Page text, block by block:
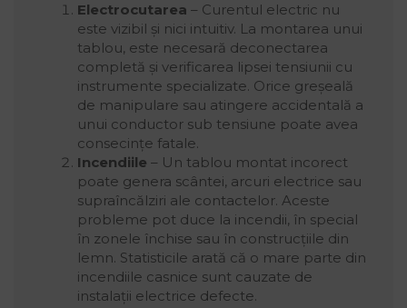
Electrocutarea – Curentul electric nu
este vizibil și nici intuitiv. La montarea unui
tablou, este necesară deconectarea
completă și verificarea lipsei tensiunii cu
instrumente specializate. Orice greșeală
de manipulare sau atingere accidentală a
unui conductor sub tensiune poate avea
consecințe fatale.
Incendiile – Un tablou montat incorect
poate genera scântei, arcuri electrice sau
supraîncălziri ale contactelor. Aceste
probleme pot duce la incendii, în special
în zonele închise sau în construcțiile din
lemn. Statisticile arată că o mare parte din
incendiile casnice sunt cauzate de
instalații electrice defecte.